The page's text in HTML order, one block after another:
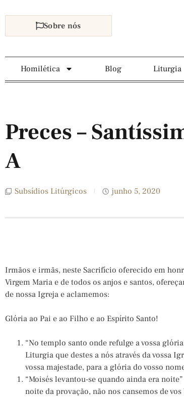
Sobre nós
Homilética Blog Liturgia
Preces –
A
Subsídios Litúrgicos junho 5, 2020
Irmãos e irmãs, neste Sacrifício oferecido em
Virgem Maria e de todos os anjos e santos,
de nossa Igreja e aclamemos:
Glória ao Pai e ao Filho e ao Espírito Santo!
“No templo santo onde refulge a vossa
Liturgia que destes a nós através da vossa
vossa majestade, para a glória do vosso
“Moisés levantou-se quando ainda era
noite da provação, não nos cansemos de